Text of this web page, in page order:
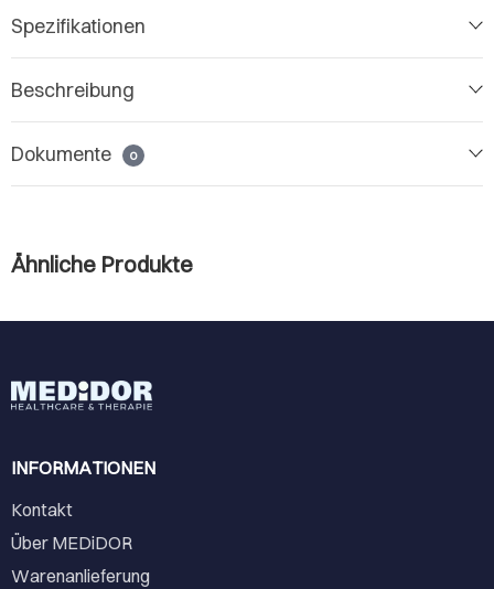
Spezifikationen
Beschreibung
Dokumente 0
Ähnliche Produkte
INFORMATIONEN
Kontakt
Über MEDiDOR
Warenanlieferung